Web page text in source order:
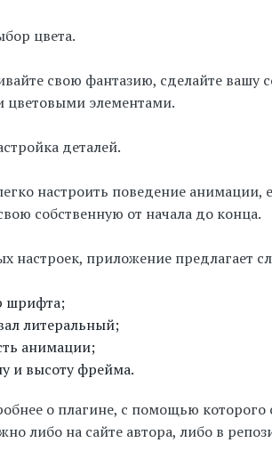
цвета.
свою фантазию, сделайте вашу
цветовыми элементами.
деталей.
настроить поведение анимации,
собственную от начала до конца.
настроек, приложение предлагает
шрифта;
литеральный;
анимации;
и высоту фрейма.
о плагине, с помощью которого
либо на сайте автора, либо в